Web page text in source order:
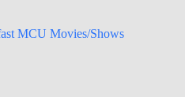
MCU Movies/Shows